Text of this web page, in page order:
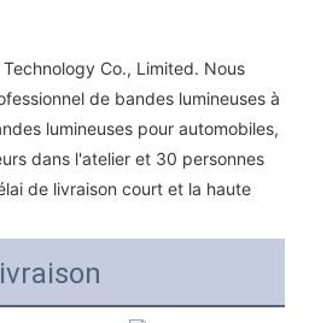
Co., Limited. Nous
de bandes lumineuses à
lumineuses pour automobiles,
dans l'atelier et 30 personnes
de livraison court et la haute